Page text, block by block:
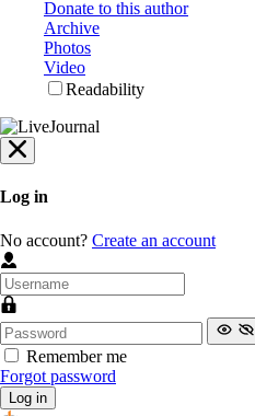
Donate to this author
Archive
Photos
Video
Readability
Log in
No account? Create an account
Remember me
Forgot password
Log in